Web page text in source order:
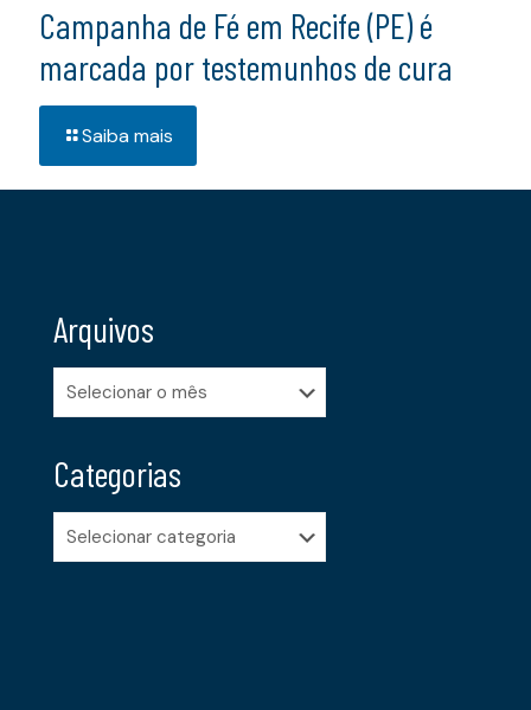
Campanha de Fé em Recife (PE) é
marcada por testemunhos de cura
Saiba mais
Arquivos
Arquivos
Categorias
Categorias